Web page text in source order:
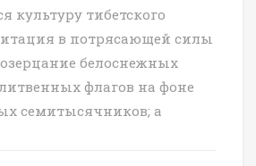
культуру тибетского
в потрясающей силы
белоснежных
флагов на фоне
семитысячников; а